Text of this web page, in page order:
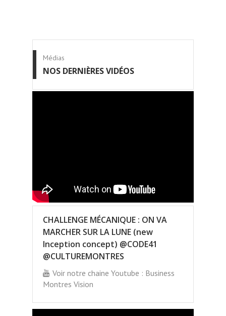
Médias
NOS DERNIÈRES VIDÉOS
CHALLENGE MÉCANIQUE : ON VA
MARCHER SUR LA LUNE (new
Inception concept) @CODE41
@CULTUREMONTRES
Voir notre chaine Youtube : Business
Montres Vision